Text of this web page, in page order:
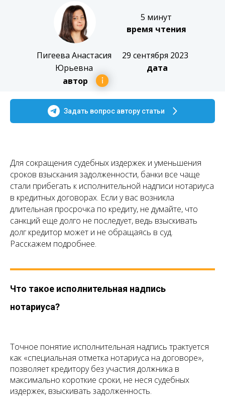
29 сентября 2023
дата
5 минут
время чтения
Пигеева Анастасия
Юрьевна
автор
Задать вопрос автору статьи
Для сокращения судебных издержек и уменьшения
сроков взыскания задолженности, банки все чаще
стали прибегать к исполнительной надписи нотариуса
в кредитных договорах. Если у вас возникла
длительная просрочка по кредиту, не думайте, что
санкций еще долго не последует, ведь взыскивать
долг кредитор может и не обращаясь в суд.
Расскажем подробнее.
Что такое исполнительная надпись
нотариуса?
Точное понятие исполнительная надпись трактуется
как «специальная отметка нотариуса на договоре»,
позволяет кредитору без участия должника в
максимально короткие сроки, не неся судебных
издержек, взыскивать задолженность.